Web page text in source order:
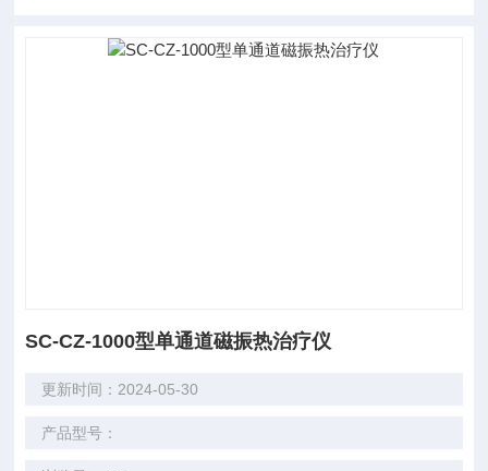
SC-CZ-1000型单通道磁振热治疗仪
更新时间：2024-05-30
产品型号：